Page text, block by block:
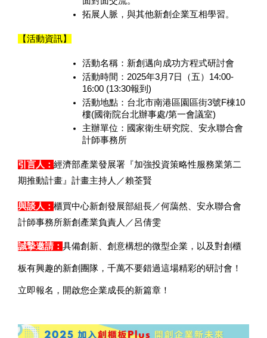
拓展人脈，與其他新創企業互相學習。
【活動資訊】
活動名稱：新創邁向成功方程式研討會
活動時間：2025年3月7日（五）14:00-
16:00 (13:30報到)
活動地點：台北市南港區園區街3號F棟10
樓(國衛院台北辦事處/第一會議室)
主辦單位：國家衛生研究院、安永聯合會
計師事務所
引言人： 經濟部產業發展署『加強投資策略性服務業第二
期推動計畫』計畫主持人／賴荃賢
與談人： 櫃買中心新創發展部組長／何藹然、安永聯合會
計師事務所新創產業負責人／呂倩雯
誠摯邀請： 具備創新、創意構想的微型企業，以及對創櫃
板有興趣的新創團隊，千萬不要錯過這場精彩的研討會！
立即報名，開啟您企業成長的新篇章！